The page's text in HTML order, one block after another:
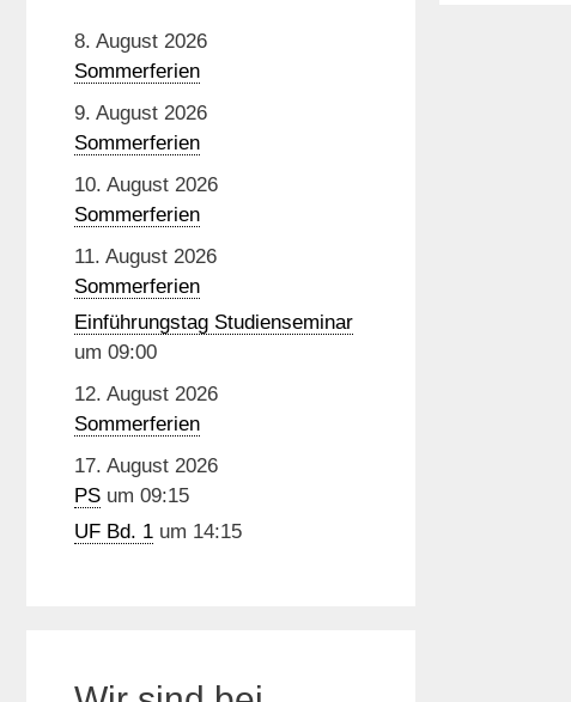
8. August 2026
Sommerferien
9. August 2026
Sommerferien
10. August 2026
Sommerferien
11. August 2026
Sommerferien
Einführungstag Studienseminar
um 09:00
12. August 2026
Sommerferien
17. August 2026
PS um 09:15
UF Bd. 1 um 14:15